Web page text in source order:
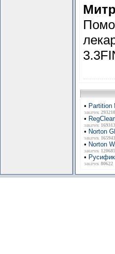
• Partition
закачек 293210
•
закачек 169313
• Norton
закачек 165943
• Norton
закачек 120685
•
закачек 80622